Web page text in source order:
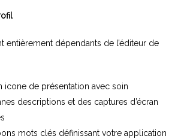
entièrement dépendants de l’éditeur de
icone de présentation avec soin
descriptions et des captures d’écran
mots clés définissant votre application